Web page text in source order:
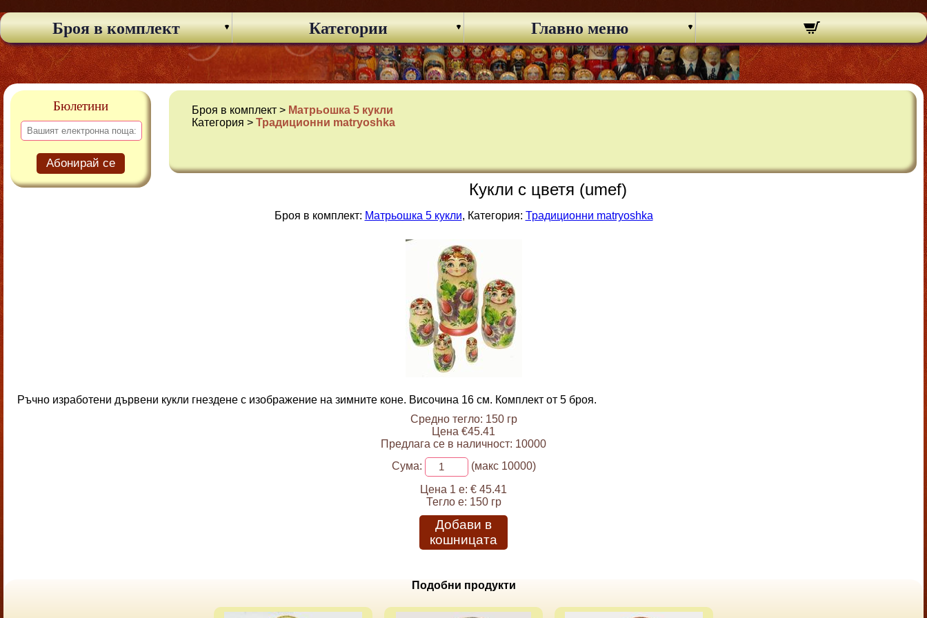
Броя в комплект Категории Главно меню
Бюлетини
Абонирай се
Броя в комплект > Матрьошка 5 кукли
Категория >Традиционни matryoshka
Кукли с цветя (umef)
Броя в комплект: Матрьошка 5 кукли, Категория: Традиционни matryoshka
Ръчно изработени дървени кукли гнездене с изображение на зимните коне. Височина 16 см. Комплект от 5 броя.
Средно тегло: 150 гр
Цена €45.41
Предлага се в наличност: 10000
Сума:
(макс 10000)
Цена 1 е: € 45.41
Тегло е: 150 гр
Добави в
кошницата
Подобни продукти